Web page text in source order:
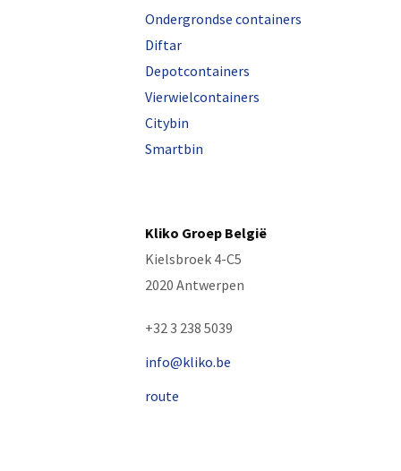
Ondergrondse containers
Diftar
Depotcontainers
Vierwielcontainers
Citybin
Smartbin
Kliko Groep België
Kielsbroek 4-C5
2020 Antwerpen
+32 3 238 5039
info@kliko.be
route